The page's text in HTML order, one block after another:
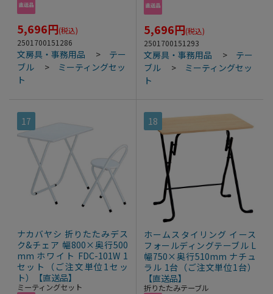
5,696円(税込)
2501700151286
文房具・事務用品 > テー
ブル
>
ミーティングセッ
ト
5,696円(税込)
2501700151293
文房具・事務用品 > テー
ブル
> ミーティングセッ
ト
17
ナカバヤシ 折りたたみデス
ク&チェア 幅800×奥行500
mm ホワイト FDC-101W 1
セット（ご注文単位1セッ
ト）【直送品】
ミーティングセット
18
ホームスタイリング イース
フォールディングテーブル L
幅750×奥行510mm ナチュ
ラル 1台（ご注文単位1台）
【直送品】
折りたたみテーブル